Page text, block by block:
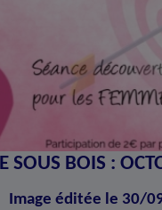
SOUS BOIS :
Image éditée le 30/